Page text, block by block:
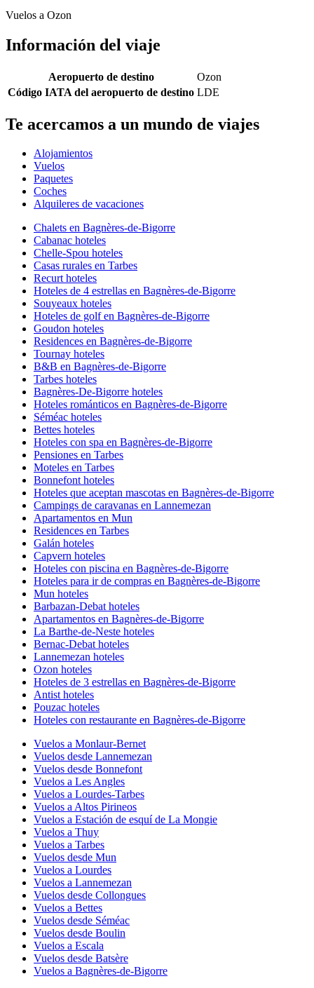
Vuelos a Ozon
Información del viaje
Aeropuerto de destino
Ozon
Código IATA del aeropuerto de destino LDE
Te acercamos a un mundo de viajes
Alojamientos
Vuelos
Paquetes
Coches
Alquileres de vacaciones
Chalets en Bagnères-de-Bigorre
Cabanac hoteles
Chelle-Spou hoteles
Casas rurales en Tarbes
Recurt hoteles
Hoteles de 4 estrellas en Bagnères-de-Bigorre
Souyeaux hoteles
Hoteles de golf en Bagnères-de-Bigorre
Goudon hoteles
Residences en Bagnères-de-Bigorre
Tournay hoteles
B&B en Bagnères-de-Bigorre
Tarbes hoteles
Bagnères-De-Bigorre hoteles
Hoteles románticos en Bagnères-de-Bigorre
Séméac hoteles
Bettes hoteles
Hoteles con spa en Bagnères-de-Bigorre
Pensiones en Tarbes
Moteles en Tarbes
Bonnefont hoteles
Hoteles que aceptan mascotas en Bagnères-de-Bigorre
Campings de caravanas en Lannemezan
Apartamentos en Mun
Residences en Tarbes
Galán hoteles
Capvern hoteles
Hoteles con piscina en Bagnères-de-Bigorre
Hoteles para ir de compras en Bagnères-de-Bigorre
Mun hoteles
Barbazan-Debat hoteles
Apartamentos en Bagnères-de-Bigorre
La Barthe-de-Neste hoteles
Bernac-Debat hoteles
Lannemezan hoteles
Ozon hoteles
Hoteles de 3 estrellas en Bagnères-de-Bigorre
Antist hoteles
Pouzac hoteles
Hoteles con restaurante en Bagnères-de-Bigorre
Vuelos a Monlaur-Bernet
Vuelos desde Lannemezan
Vuelos desde Bonnefont
Vuelos a Les Angles
Vuelos a Lourdes-Tarbes
Vuelos a Altos Pirineos
Vuelos a Estación de esquí de La Mongie
Vuelos a Thuy
Vuelos a Tarbes
Vuelos desde Mun
Vuelos a Lourdes
Vuelos a Lannemezan
Vuelos desde Collongues
Vuelos a Bettes
Vuelos desde Séméac
Vuelos desde Boulin
Vuelos a Escala
Vuelos desde Batsère
Vuelos a Bagnères-de-Bigorre